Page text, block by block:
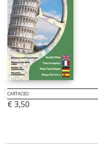
CARTACEO
€ 3,50